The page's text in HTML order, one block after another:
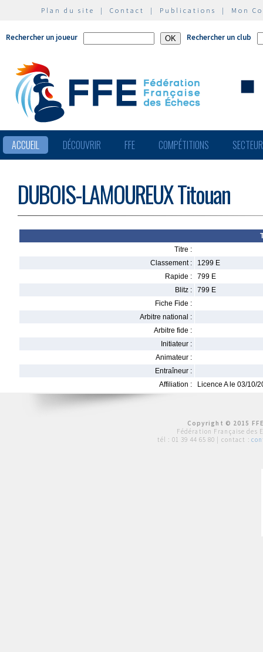
Plan du site | Contact | Publications | Mon
Rechercher un joueur Rechercher un club
ACCUEIL DÉCOUVRIR FFE COMPÉTITIONS
DUBOIS-LAMOUREUX Titouan
Titre :
Classement :
1299 E
Rapide :
799 E
Blitz :
799 E
Fiche Fide :
Arbitre national :
Arbitre fide :
Initiateur :
Animateur :
Entraîneur :
Affiliation :
Licence A le 03/10/
Copyright © 2015
Fédération Française des
tél : 01 39 44 65 80 | contact :